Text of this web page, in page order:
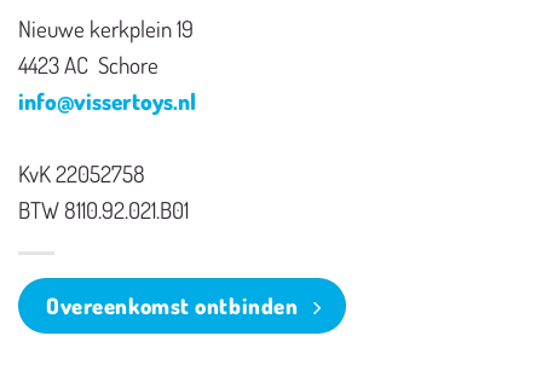
Nieuwe kerkplein 19
4423 AC Schore
info@vissertoys.nl
KvK 22052758
BTW 8110.92.021.B01
Overeenkomst ontbinden